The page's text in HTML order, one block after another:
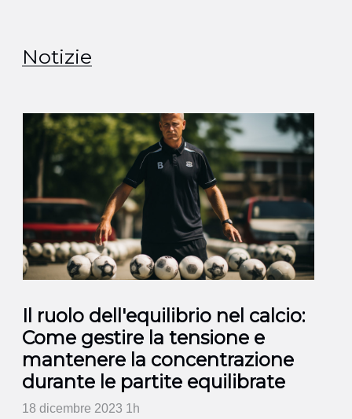
Notizie
Il ruolo dell'equilibrio nel calcio:
Come gestire la tensione e
mantenere la concentrazione
durante le partite equilibrate
18 dicembre 2023 1h